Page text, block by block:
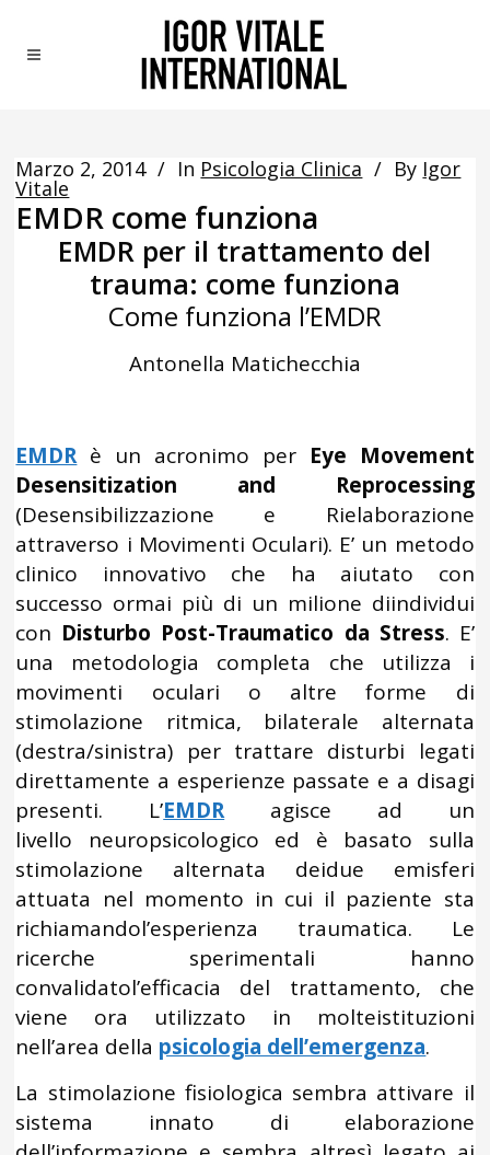
Marzo 2, 2014 In Psicologia Clinica By Igor
Vitale
EMDR come funziona
EMDR per il trattamento del
trauma: come funziona
Come funziona l’EMDR
Antonella Matichecchia
EMDRè un acronimo per Eye Movement
Desensitization and Reprocessing
(Desensibilizzazione e Rielaborazione
attraverso i Movimenti Oculari). E’ un metodo
clinico innovativo che ha aiutato con
successo ormai più di un milione diindividui
con Disturbo Post-Traumatico da Stress. E’
una metodologia completa che utilizza i
movimenti oculari o altre forme di
stimolazione ritmica, bilaterale alternata
(destra/sinistra) per trattare disturbi legati
direttamente a esperienze passate e a disagi
presenti. L’EMDRagisce ad un
livello neuropsicologico ed è basato sulla
stimolazione alternata deidue emisferi
attuata nel momento in cui il paziente sta
richiamandol’esperienza traumatica. Le
ricerche sperimentali hanno
convalidatol’efficacia del trattamento, che
viene ora utilizzato in molteistituzioni
nell’area della psicologia dell’emergenza.
La stimolazione fisiologica sembra attivare il
sistema innato di elaborazione